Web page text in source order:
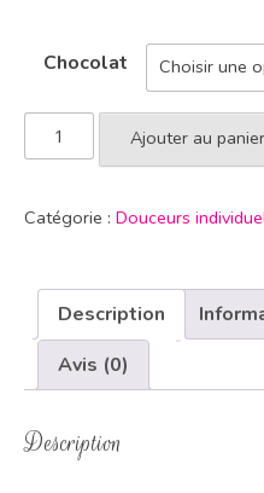
Chocolat
Ajouter au panier
Catégorie : Douceurs
Description
Avis (0)
Description